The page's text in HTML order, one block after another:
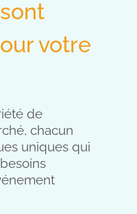
votre
de
chacun
uniques qui